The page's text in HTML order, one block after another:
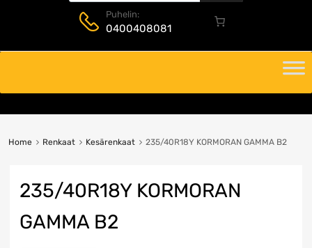
Puhelin:
0400408081
content
Home Renkaat Kesärenkaat 235/40R18Y KORMORAN GAMMA B2
235/40R18Y KORMORAN
GAMMA B2